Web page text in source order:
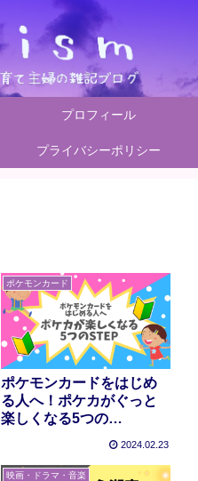
プロフィール
プライバシーポリシー
ポケモンカード
ポケモンカードをはじめ
る人へ！ポケカがぐっと
楽しくなる5つの
2024.02.23
映画・ドラマ・音楽